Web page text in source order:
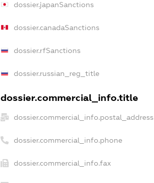
dossier.japanSanctions
dossier.canadaSanctions
dossier.rfSanctions
dossier.russian_reg_title
dossier.commercial_info.title
dossier.commercial_info.postal_address
dossier.commercial_info.phone
dossier.commercial_info.fax